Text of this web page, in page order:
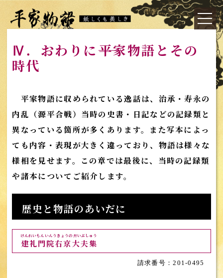
Ⅳ．おわりに――平家物語とその
時代
平家物語に収められている逸話は、治承・寿永の
内乱（源平合戦）当時の史書・日記などの記録類と
異なっている箇所が多くあります。また写本によっ
ても内容・表現が大きく違っており、物語は様々な
様相を見せます。この章では最後に、当時の記録類
や諸本についてご紹介します。
歴史と物語のあいだに
建礼門院右京大夫集
けんれいもんいんうきょうのだいぶしゅう
201-0495